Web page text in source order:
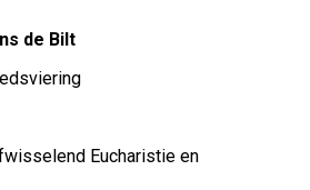
de Bilt
Eucharistie en